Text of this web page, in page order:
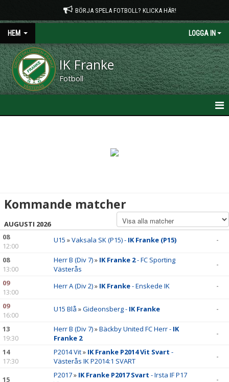
BÖRJA SPELA FOTBOLL? KLICKA HÄR!
HEM LOGGA IN
IK Franke
Fotboll
KALENDER
BILDGALLERI
DOKUMENT
VÅRA LAG/TRÄNARE
MATCHER
Kommande matcher
AUGUSTI 2026
08
12:00
U15 »Vaksala SK (P15) - IK Franke (P15) -
08
13:00
Herr B (Div 7)» IK Franke 2- FC Sporting
Västerås
-
09
13:00
Herr A (Div 2)» IK Franke- Enskede IK -
09
16:00
U15 Blå »Gideonsberg - IK Franke -
13
19:30
Herr B (Div 7)»Bäckby United FC Herr - IK
Franke 2
-
14
17:30
P2014 Vit» IK Franke P2014 Vit Svart -
Västerås IK P2014:1 SVART
-
15 P2017» IK Franke P2017 Svart - Irsta IF P17
-